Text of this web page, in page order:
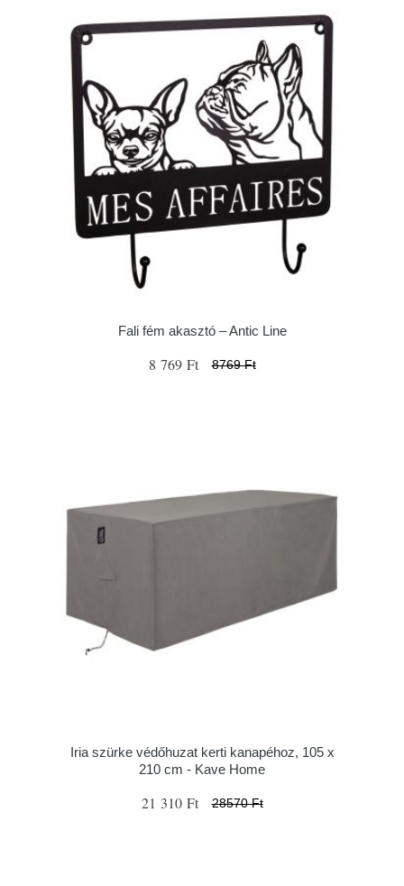
Fali fém akasztó – Antic Line
8 769 Ft 8769 Ft
Iria szürke védőhuzat kerti kanapéhoz, 105 x
210 cm - Kave Home
21 310 Ft 28570 Ft